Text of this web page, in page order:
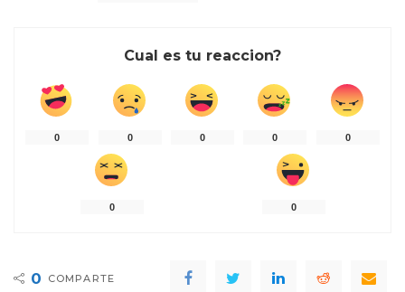
Cual es tu reaccion?
0 0 0 0 0
0 0
0 COMPARTE